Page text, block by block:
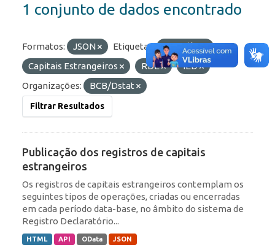
1 conjunto de dados encontrado
Formatos: JSON Etiquetas:
Portfólio
Capitais Estrangeiros
RDE
IED
Organizações:
BCB/Dstat
Filtrar Resultados
Publicação dos registros de capitais
estrangeiros
Os registros de capitais estrangeiros contemplam os
seguintes tipos de operações, criadas ou encerradas
em cada período data-base, no âmbito do sistema de
Registro Declaratório...
HTML API OData JSON